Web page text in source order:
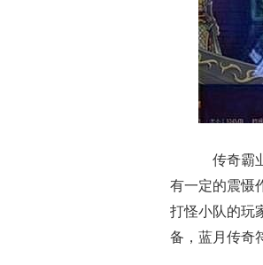
传奇霸
有一定的震慑
打怪小队的玩
备，蓝月传奇